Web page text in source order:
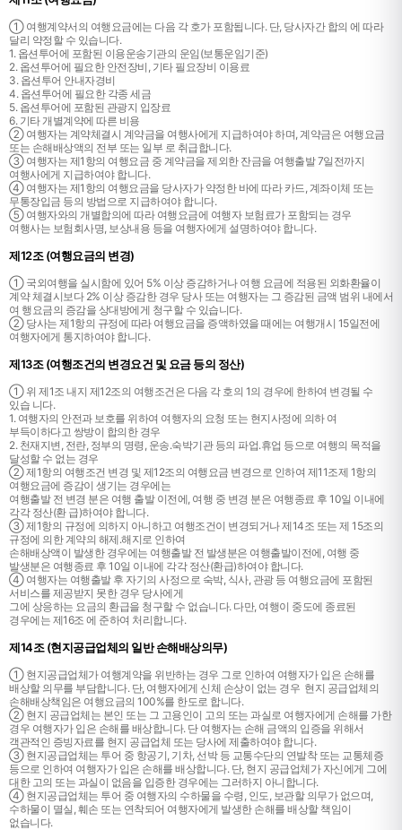
① 여행계약서의 여행요금에는 다음 각 호가 포함됩니다. 단, 당사자간 합의 에 따라
달리 약정할 수 있습니다.
1. 옵션투어에 포함된 이용운송기관의 운임(보통운임기준)
2. 옵션투어에 필요한 안전장비, 기타 필요장비 이용료
3. 옵션투어 안내자경비
4. 옵션투어에 필요한 각종 세금
5. 옵션투어에 포함된 관광지 입장료
6. 기타 개별계약에 따른 비용
② 여행자는 계약체결시 계약금을 여행사에게 지급하여야 하며, 계약금은 여행요금
또는 손해배상액의 전부 또는 일부 로 취급합니다.
③ 여행자는 제1항의 여행요금 중 계약금을 제외한 잔금을 여행출발 7일전까지
여행사에게 지급하여야 합니다.
④ 여행자는 제1항의 여행요금을 당사자가 약정한 바에 따라 카드, 계좌이체 또는
무통장입금 등의 방법으로 지급하여야 합니다.
⑤ 여행자와의 개별합의에 따라 여행요금에 여행자 보험료가 포함되는 경우
여행사는 보험회사명, 보상내용 등을 여행자에게 설명하여야 합니다.
제12조 (여행요금의 변경)
① 국외여행을 실시함에 있어 5% 이상 증감하거나 여행 요금에 적용된 외화환율이
계약 체결시보다 2% 이상 증감한 경우 당사 또는 여행자는 그 증감된 금액 범위 내에서
여 행요금의 증감을 상대방에게 청구할 수 있습니다.
② 당사는 제1항의 규정에 따라 여행요금을 증액하였을 때에는 여행개시 15일전에
여행자에게 통지하여야 합니다.
제13조 (여행조건의 변경요건 및 요금 등의 정산)
① 위 제1조 내지 제12조의 여행조건은 다음 각 호의 1의 경우에 한하여 변경될 수
있습 니다.
1. 여행자의 안전과 보호를 위하여 여행자의 요청 또는 현지사정에 의하 여
부득이하다고 쌍방이 합의한 경우
2. 천재지변, 전란, 정부의 명령, 운송․숙박기관 등의 파업․휴업 등으로 여행의 목적을
달성할 수 없는 경우
② 제1항의 여행조건 변경 및 제12조의 여행요금 변경으로 인하여 제11조제 1항의
여행요금에 증감이 생기는 경우에는
여행출발 전 변경 분은 여행 출발 이전에, 여행 중 변경 분은 여행종료 후 10일 이내에
각각 정산(환 급)하여야 합니다.
③ 제1항의 규정에 의하지 아니하고 여행조건이 변경되거나 제14조 또는 제 15조의
규정에 의한 계약의 해제․해지로 인하여
손해배상액이 발생한 경우에는 여행출발 전 발생분은 여행출발이전에, 여행 중
발생분은 여행종료 후 10일 이내에 각각 정산(환급)하여야 합니다.
④ 여행자는 여행출발 후 자기의 사정으로 숙박, 식사, 관광 등 여행요금에 포함된
서비스를 제공받지 못한 경우 당사에게
그에 상응하는 요금의 환급을 청구할 수 없습니다. 다만, 여행이 중도에 종료된
경우에는 제16조 에 준하여 처리합니다.
제14조 (현지공급업체의 일반 손해배상의무)
① 현지공급업체가 여행계약을 위반하는 경우 그로 인하여 여행자가 입은 손해를
배상할 의무를 부담합니다. 단, 여행자에게 신체 손상이 없는 경우 현지 공급업체의
손해배상책임은 여행요금의 100%를 한도로 합니다.
② 현지 공급업체는 본인 또는 그 고용인이 고의 또는 과실로 여행자에게 손해를 가한
경우 여행자가 입은 손해를 배상합니다. 단 여행자는 손해 금액의 입증을 위해서
객관적인 증빙자료를 현지 공급업체 또는 당사에 제출하여야 합니다.
③ 현지공급업체는 투어 중 항공기, 기차, 선박 등 교통수단의 연발착 또는 교통체증
등으로 인하여 여행자가 입은 손해를 배상합니다. 단, 현지 공급업체가 자신에게 그에
대한 고의 또는 과실이 없음을 입증한 경우에는 그러하지 아니합니다.
④ 현지공급업체는 투어 중 여행자의 수하물을 수령, 인도, 보관할 의무가 없으며,
수하물이 멸실, 훼손 또는 연착되어 여행자에게 발생한 손해를 배상할 책임이
없습니다.